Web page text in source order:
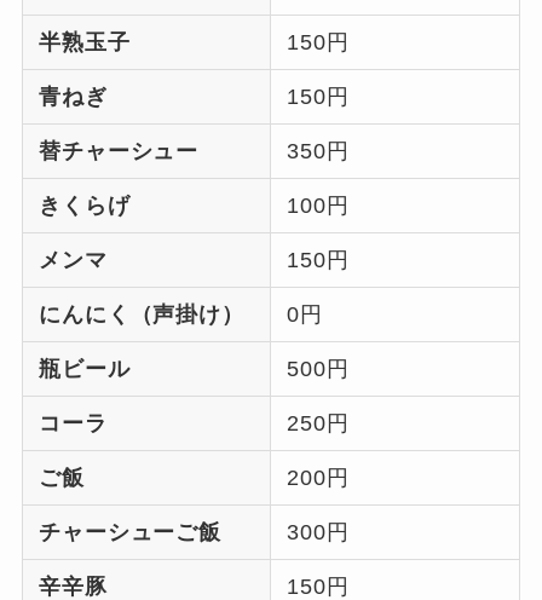
半熟玉子 150円
青ねぎ 150円
替チャーシュー 350円
きくらげ 100円
メンマ 150円
にんにく（声掛け） 0円
瓶ビール 500円
コーラ 250円
ご飯 200円
チャーシューご飯 300円
辛辛豚 150円